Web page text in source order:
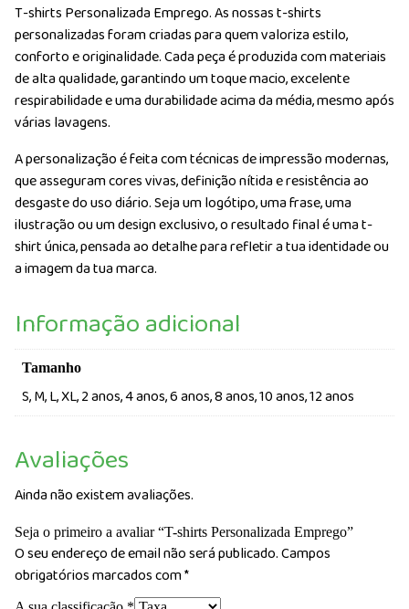
T-shirts Personalizada Emprego. As nossas t-shirts
personalizadas foram criadas para quem valoriza estilo,
conforto e originalidade. Cada peça é produzida com materiais
de alta qualidade, garantindo um toque macio, excelente
respirabilidade e uma durabilidade acima da média, mesmo após
várias lavagens.
A personalização é feita com técnicas de impressão modernas,
que asseguram cores vivas, definição nítida e resistência ao
desgaste do uso diário. Seja um logótipo, uma frase, uma
ilustração ou um design exclusivo, o resultado final é uma t-
shirt única, pensada ao detalhe para refletir a tua identidade ou
a imagem da tua marca.
Informação adicional
Tamanho
S, M, L, XL, 2 anos, 4 anos, 6 anos, 8 anos, 10 anos, 12 anos
Avaliações
Ainda não existem avaliações.
Seja o primeiro a avaliar “T-shirts Personalizada Emprego”
O seu endereço de email não será publicado.Campos
obrigatórios marcados com*